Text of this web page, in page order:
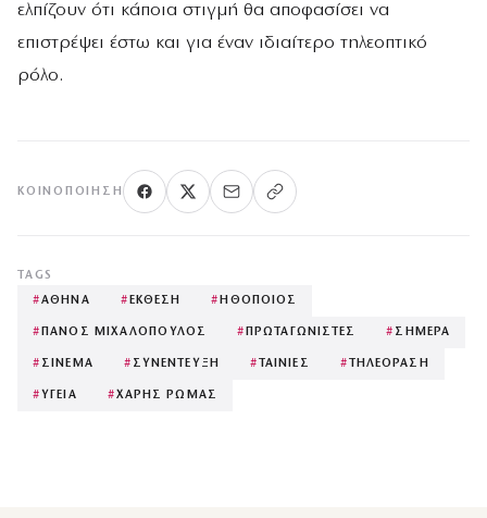
ελπίζουν ότι κάποια στιγμή θα αποφασίσει να
επιστρέψει έστω και για έναν ιδιαίτερο τηλεοπτικό
ρόλο.
ΚΟΙΝΟΠΟΊΗΣΗ
TAGS
#ΑΘΗΝΑ # ΕΚΘΕΣΗ # ΗΘΟΠΟΙΟΣ
# ΠΑΝΟΣ ΜΙΧΑΛΟΠΟΥΛΟΣ # ΠΡΩΤΑΓΩΝΙΣΤΕΣ # ΣΗΜΕΡΑ
# ΣΙΝΕΜΑ # ΣΥΝΕΝΤΕΥΞΗ # ΤΑΙΝΙΕΣ # ΤΗΛΕΟΡΑΣΗ
# ΥΓΕΙΑ #ΧΑΡΗΣ ΡΩΜΑΣ